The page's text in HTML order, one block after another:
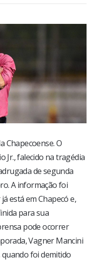
Chapecoense. O
Jr., falecido na tragédia
de segunda
A informação foi
está em Chapecó e,
para sua
pode ocorrer
Vagner Mancini
foi demitido